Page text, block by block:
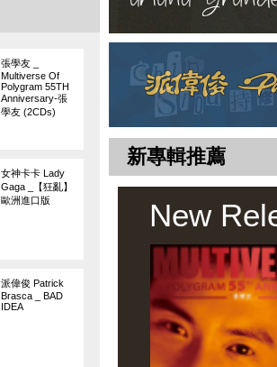
張學友 _
Multiverse Of
Polygram 55TH
Anniversary-張
學友 (2CDs)
女神卡卡 Lady
Gaga _【狂亂】
歐洲進口版
派偉俊 Patrick
Brasca _ BAD
IDEA
新專輯推薦
New